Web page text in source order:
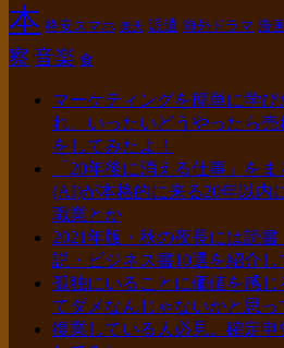
本 格安スマホ 楽天 派遣 海外ドラマ 漫
察 音楽 食
マーケティングを簡単に学
れ、いったいどうやったら
をしてみたよ！
「20年後に消える仕事」を
(AI)が本格的に来る20年以内
職業とか
2021年版・秋の夜長には読
説・ビジネス書10選を紹介し
孤独にいることに価値を感
てダメなんじゃないかと思っ
復業している人必見。確定